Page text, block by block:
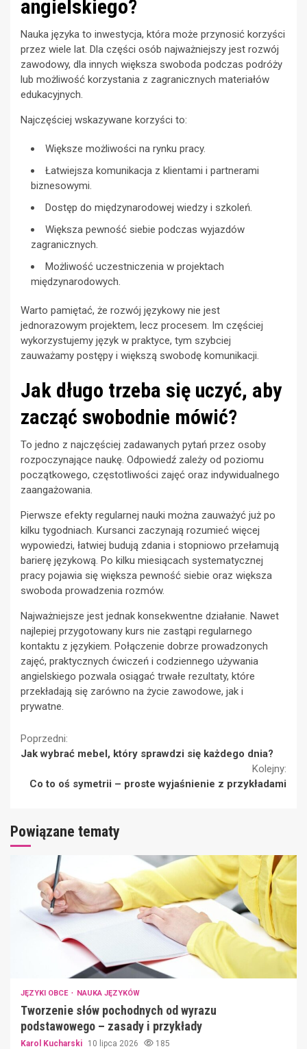
angielskiego?
Nauka języka to inwestycja, która może przynosić korzyści
przez wiele lat. Dla części osób najważniejszy jest rozwój
zawodowy, dla innych większa swoboda podczas podróży
lub możliwość korzystania z zagranicznych materiałów
edukacyjnych.
Najczęściej wskazywane korzyści to:
Większe możliwości na rynku pracy.
Łatwiejsza komunikacja z klientami i partnerami
biznesowymi.
Dostęp do międzynarodowej wiedzy i szkoleń.
Większa pewność siebie podczas wyjazdów
zagranicznych.
Możliwość uczestniczenia w projektach
międzynarodowych.
Warto pamiętać, że rozwój językowy nie jest
jednorazowym projektem, lecz procesem. Im częściej
wykorzystujemy język w praktyce, tym szybciej
zauważamy postępy i większą swobodę komunikacji.
Jak długo trzeba się uczyć, aby
zacząć swobodnie mówić?
To jedno z najczęściej zadawanych pytań przez osoby
rozpoczynające naukę. Odpowiedź zależy od poziomu
początkowego, częstotliwości zajęć oraz indywidualnego
zaangażowania.
Pierwsze efekty regularnej nauki można zauważyć już po
kilku tygodniach. Kursanci zaczynają rozumieć więcej
wypowiedzi, łatwiej budują zdania i stopniowo przełamują
barierę językową. Po kilku miesiącach systematycznej
pracy pojawia się większa pewność siebie oraz większa
swoboda prowadzenia rozmów.
Najważniejsze jest jednak konsekwentne działanie. Nawet
najlepiej przygotowany kurs nie zastąpi regularnego
kontaktu z językiem. Połączenie dobrze prowadzonych
zajęć, praktycznych ćwiczeń i codziennego używania
angielskiego pozwala osiągać trwałe rezultaty, które
przekładają się zarówno na życie zawodowe, jak i
prywatne.
Continue
Poprzedni:
Jak wybrać mebel, który sprawdzi się każdego dnia?
Kolejny:
Co to oś symetrii – proste wyjaśnienie z przykładami
Powiązane tematy
JĘZYKI OBCE NAUKA JĘZYKÓW
Tworzenie słów pochodnych od wyrazu
podstawowego – zasady i przykłady
Karol Kucharski 10 lipca 2026 185